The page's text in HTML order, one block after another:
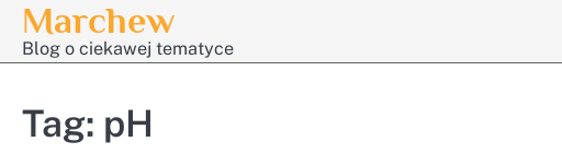
Skip
content
Marchew
Blog o ciekawej tematyce
Tag: pH